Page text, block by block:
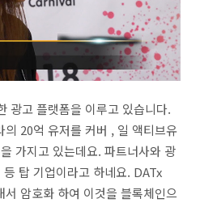
광고 플랫폼을 이루고 있습니다.
20억 유저를 커버 , 일 액티브유
가지고 있는데요. 파트너사와 광
탑 기업이라고 하네요. DATx
암호화 하여 이것을 블록체인으